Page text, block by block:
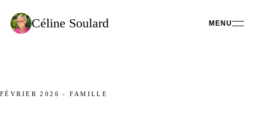
Céline Soulard MENU
FÉVRIER 2026 -FAMILLE